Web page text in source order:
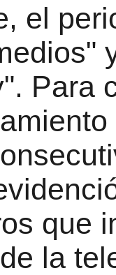
el
Para
que
la